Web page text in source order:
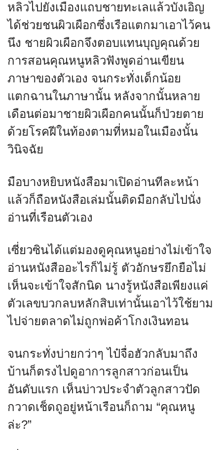
หลิวไปยังเมืองแถบชายทะเลแล้วบังเอิญ
ได้ช่วยชนผิวเผือกซึ่งเรือแตกมาเอาไว้คน
นึง ชายผิวเผือกจึงตอบแทนบุญคุณด้วย
การสอนคุณหนูหลิวฟังพูดอ่านเขียน
ภาษาของตัวเอง จนกระทั่งเด็กน้อย
แตกฉานในภาษานั้น หลังจากนั้นหลาย
เดือนต่อมาชายผิวเผือกคนนั้นก็ป่วยตาย
ด้วยโรคฝีในท้องตามที่หมอในเมืองนั้น
วินิจฉัย
มือบางหยิบหนังสือมาเปิดอ่านทีละหน้า
แล้วก็ถือหนังสือเล่มนั้นติดมือกลับไปนั่ง
อ่านที่เรือนตัวเอง
เซี่ยวซินได้แต่มองดูคุณหนูอย่างไม่เข้าใจ
อ่านหนังสืออะไรก็ไม่รู้ ตัวอักษรยึกยือไม่
เห็นจะเข้าใจสักนิด นางรู้หนังสือเพียงแค่
ตัวเลขบวกลบหลักสิบเท่านั้นเอาไว้ใช้ยาม
ไปจ่ายตลาดไม่ถูกพ่อค้าโกงเงินทอน
จนกระทั่งบ่ายกว่าๆ ไป๋จื่อฮัวกลับมาถึง
บ้านก็ตรงไปดูอาการลูกสาวก่อนเป็น
อันดับแรก เห็นบ่าวประจำตัวลูกสาวปัด
กวาดเช็ดถูอยู่หน้าเรือนก็ถาม “คุณหนู
ล่ะ?”